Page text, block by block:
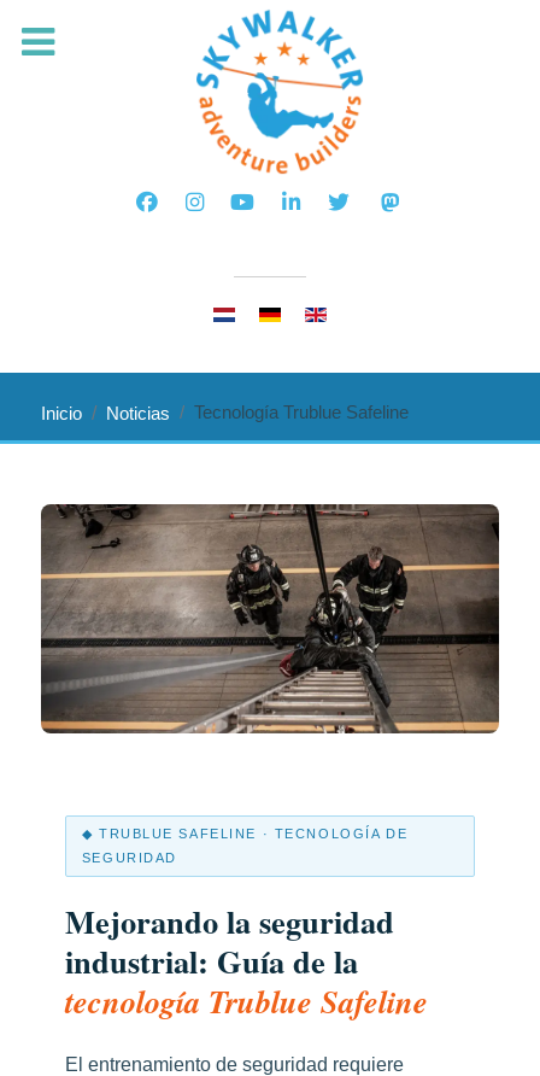
Inicio Noticias Tecnología Trublue Safeline
◆ TRUBLUE SAFELINE · TECNOLOGÍA DE
SEGURIDAD
Mejorando la seguridad
industrial: Guía de la
tecnología Trublue Safeline
El entrenamiento de seguridad requiere